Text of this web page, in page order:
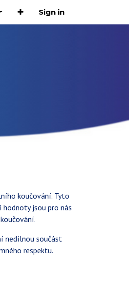
Sign in
koučování. Tyto
jsou pro nás
nedílnou součást
respektu.